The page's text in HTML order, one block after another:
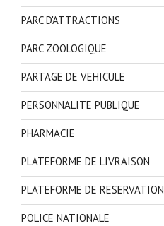
PARC D'ATTRACTIONS
PARC ZOOLOGIQUE
PARTAGE DE VEHICULE
PERSONNALITE PUBLIQUE
PHARMACIE
PLATEFORME DE LIVRAISON
PLATEFORME DE RESERVATION
POLICE NATIONALE